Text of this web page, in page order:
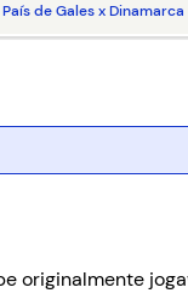
País de Gales x Dinamarca
originalmente